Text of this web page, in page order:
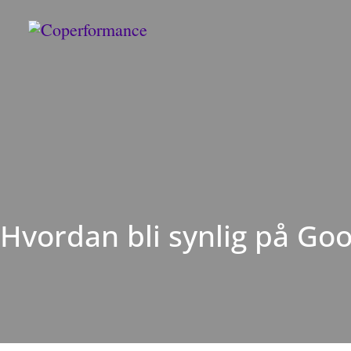
Hvordan bli synlig på